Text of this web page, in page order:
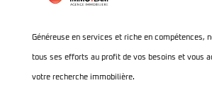
Généreuse en services et riche en compétences,
tous ses efforts au profit de vos besoins et vous
votre recherche immobilière.